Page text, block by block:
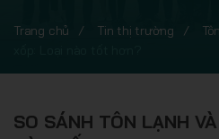
Trang chủ Tin thị trường Tôn
SO SÁNH TÔN LẠNH